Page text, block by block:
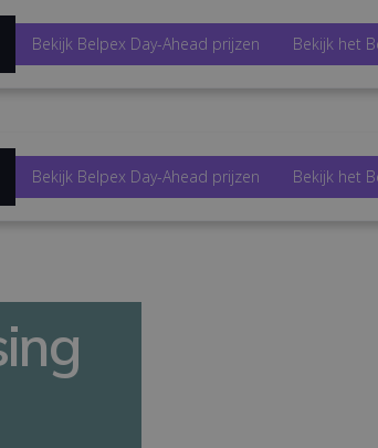
Bekijk Belpex Day-Ahead prijzen Bekijk het
Bekijk Belpex Day-Ahead prijzen Bekijk het